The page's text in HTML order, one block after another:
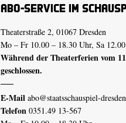
Abo-Service im
Theaterstraße 2, 01067 Dresden
Mo – Fr 10.00 – 18.30 Uhr, Sa
Während der Theaterferien vom
geschlossen.
E-Mail abo@staatsschauspiel-
Telefon 0351.49 13-567